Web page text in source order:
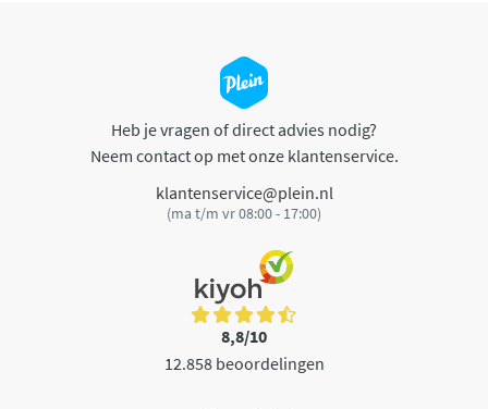
Heb je vragen of direct advies nodig?
Neem contact op met onze klantenservice.
klantenservice@plein.nl
(ma t/m vr 08:00 - 17:00)
8,8/10
12.858 beoordelingen